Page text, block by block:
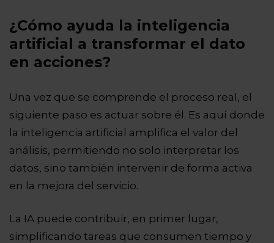
¿Cómo ayuda la inteligencia
artificial a transformar el dato
en acciones?
Una vez que se comprende el proceso real, el
siguiente paso es actuar sobre él. Es aquí donde
la inteligencia artificial amplifica el valor del
análisis, permitiendo no solo interpretar los
datos, sino también intervenir de forma activa
en la mejora del servicio.
La IA puede contribuir, en primer lugar,
simplificando tareas que consumen tiempo y